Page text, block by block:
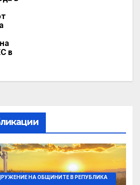
в
НА ОБЩИНИТЕ В РЕПУБЛИКА